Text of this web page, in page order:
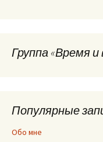
Группа «Время
Популярные
Обо мне